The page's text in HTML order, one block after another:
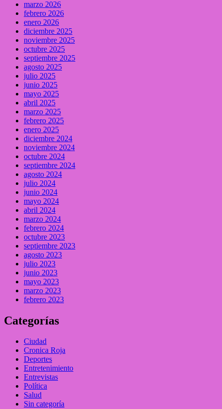
marzo 2026
febrero 2026
enero 2026
diciembre 2025
noviembre 2025
octubre 2025
septiembre 2025
agosto 2025
julio 2025
junio 2025
mayo 2025
abril 2025
marzo 2025
febrero 2025
enero 2025
diciembre 2024
noviembre 2024
octubre 2024
septiembre 2024
agosto 2024
julio 2024
junio 2024
mayo 2024
abril 2024
marzo 2024
febrero 2024
octubre 2023
septiembre 2023
agosto 2023
julio 2023
junio 2023
mayo 2023
marzo 2023
febrero 2023
Categorías
Ciudad
Cronica Roja
Deportes
Entretenimiento
Entrevistas
Política
Salud
Sin categoría